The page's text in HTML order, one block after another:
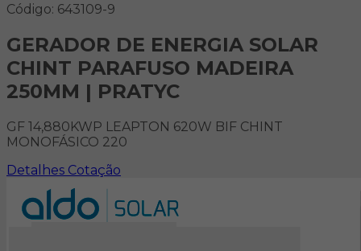
Código: 643109-9
GERADOR DE ENERGIA SOLAR
CHINT PARAFUSO MADEIRA
250MM | PRATYC
GF 14,880KWP LEAPTON 620W BIF CHINT
MONOFÁSICO 220
Detalhes Cotação